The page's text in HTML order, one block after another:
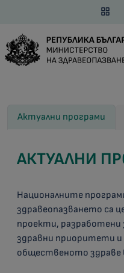
Актуални програми
АКТУАЛНИ
Националните
здравеопазването са
проекти, разработени
здравни приоритети и
общественото здраве